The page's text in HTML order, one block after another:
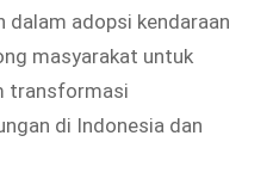
dalam adopsi kendaraan
masyarakat untuk
transformasi
di Indonesia dan